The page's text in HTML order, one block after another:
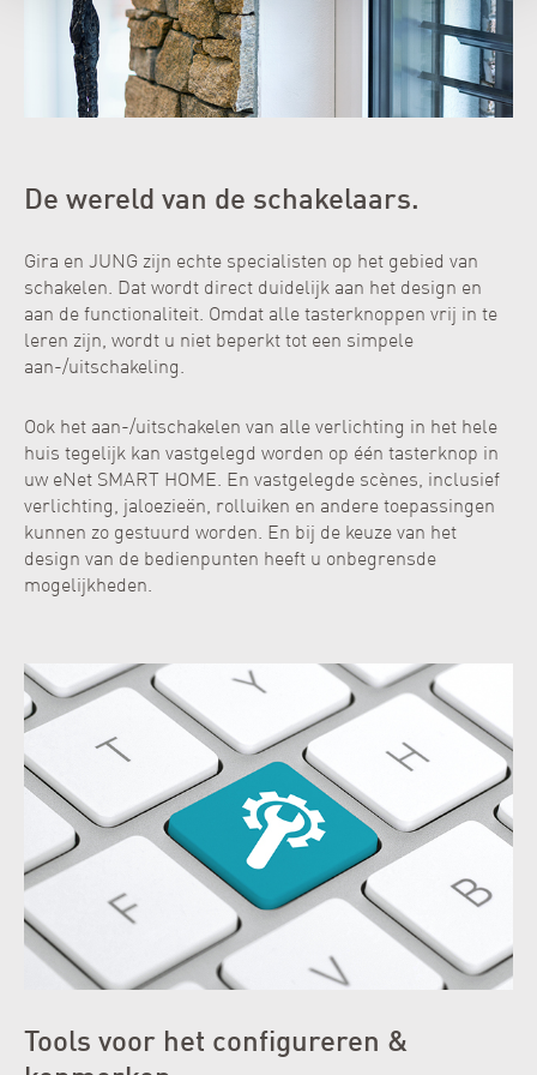
De wereld van de schakelaars.
Gira en JUNG zijn echte specialisten op het gebied van
schakelen. Dat wordt direct duidelijk aan het design en
aan de functionaliteit. Omdat alle tasterknoppen vrij in te
leren zijn, wordt u niet beperkt tot een simpele
aan-/uitschakeling.
Ook het aan-/uitschakelen van alle verlichting in het hele
huis tegelijk kan vastgelegd worden op één tasterknop in
uw eNet SMART HOME. En vastgelegde scènes, inclusief
verlichting, jaloezieën, rolluiken en andere toepassingen
kunnen zo gestuurd worden. En bij de keuze van het
design van de bedienpunten heeft u onbegrensde
mogelijkheden.
Tools voor het configureren &